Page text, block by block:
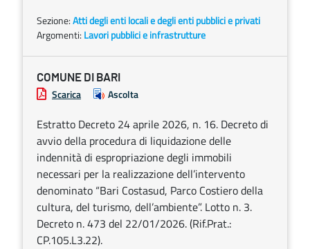
Sezione:Atti degli enti locali e degli enti pubblici e privati
Argomenti: Lavori pubblici e infrastrutture
COMUNE DI BARI
Scarica Ascolta
Estratto Decreto 24 aprile 2026, n. 16. Decreto di
avvio della procedura di liquidazione delle
indennità di espropriazione degli immobili
necessari per la realizzazione dell’intervento
denominato “Bari Costasud, Parco Costiero della
cultura, del turismo, dell’ambiente”. Lotto n. 3.
Decreto n. 473 del 22/01/2026. (Rif.Prat.:
CP.105.L3.22).